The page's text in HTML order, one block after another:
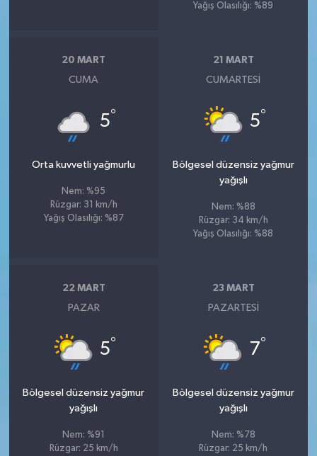
Yağış Olasılığı: %89
20 MART
CUMA
5°
Orta kuvvetli yağmurlu
Nem: %95
Rüzgar: 31 km/h
Yağış Olasılığı: %87
21 MART
CUMARTESI
5°
Bölgesel düzensiz yağmur
yağışlı
Nem: %88
Rüzgar: 34 km/h
Yağış Olasılığı: %88
22 MART
PAZAR
5°
Bölgesel düzensiz yağmur
yağışlı
Nem: %91
Rüzgar: 25 km/h
23 MART
PAZARTESI
7°
Bölgesel düzensiz yağmur
yağışlı
Nem: %78
Rüzgar: 25 km/h